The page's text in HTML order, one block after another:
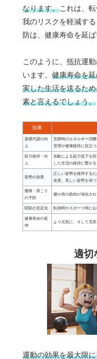
なります。これは、
我のリスクを軽減す
防は、健康寿命を延
このように、抵抗運
います。 健康寿命を
実した生活を送るた
素と言えるでしょう。
効果
基礎代謝の向
上
安静時のエネルギー消
管理や健康維持に役立つ
筋力維持・向
上
加齢による筋力低下を
した生活の維持に繋がる
姿勢の改善
正しい姿勢を維持する
改善。美しい姿勢を保つ
腰痛・肩こり
の予防
腰や肩の筋肉が強化さ
関節の安定化 転倒時やスポーツ時にお
健康寿命の延
伸
より元気に、そして充
適切
運動の効果を最大限